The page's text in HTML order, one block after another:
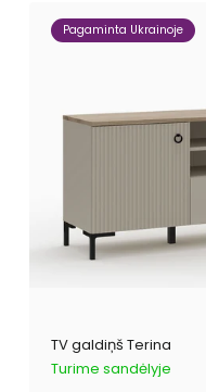
Pagaminta Ukrainoje
TV galdiņš Terina
Turime sandėlyje